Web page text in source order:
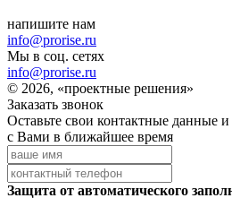
напишите нам
info@prorise.ru
Мы в соц. сетях
info@prorise.ru
© 2026, «проектные решения»
Заказать звонок
Оставьте свои контактные данные
с Вами в ближайшее время
Защита от автоматического